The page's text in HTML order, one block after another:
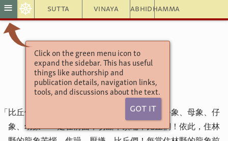
Sutta Vinaya Abhidhamma
≡ ☸
Click on the green menu icon to
expand the sidebar. This has useful
things like authorship and
publication details, navigation links,
tools, and discussions about the text.
Got It
增支部9集40經
龍象經
「比丘們！每當住林野的龍象前往覓食處時，公象、母象、仔
象、幼象一一走在前面，切斷草頂端，比丘們！依此，住林